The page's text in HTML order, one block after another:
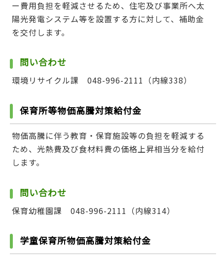
ー費用負担を軽減させるため、住宅及び事業所へ太
陽光発電システム等を設置する方に対して、補助金
を交付します。
問い合わせ
環境リサイクル課 048-996-2111（内線338）
保育所等物価高騰対策給付金
物価高騰に伴う教育・保育施設等の負担を軽減する
ため、光熱費及び食材料費の価格上昇相当分を給付
します。
問い合わせ
保育幼稚園課 048-996-2111（内線314）
学童保育所物価高騰対策給付金